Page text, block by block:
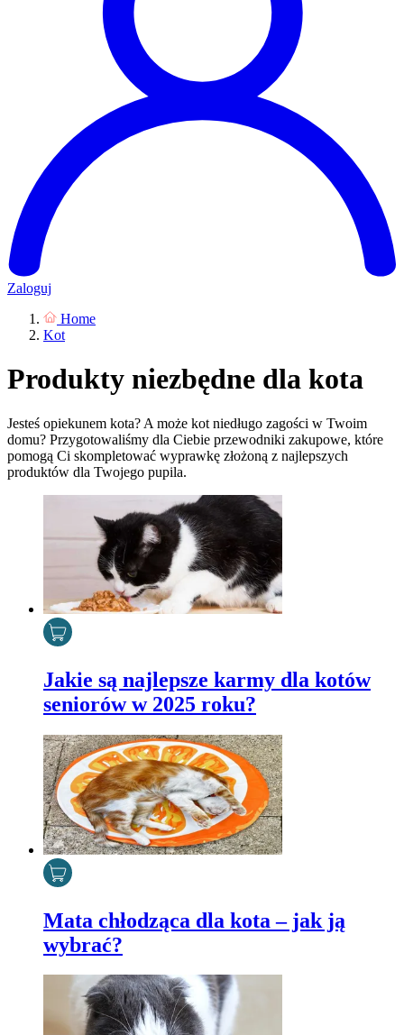
Zaloguj
Home
Kot
Produkty niezbędne dla kota
Jesteś opiekunem kota? A może kot niedługo zagości w Twoim
domu? Przygotowaliśmy dla Ciebie przewodniki zakupowe, które
pomogą Ci skompletować wyprawkę złożoną z najlepszych
produktów dla Twojego pupila.
Jakie są najlepsze karmy dla kotów
seniorów w 2025 roku?
Mata chłodząca dla kota – jak ją
wybrać?